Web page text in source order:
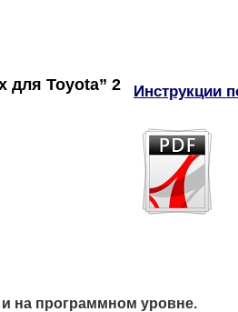
для Toyota” 2
Инструкции
на программном уровне.